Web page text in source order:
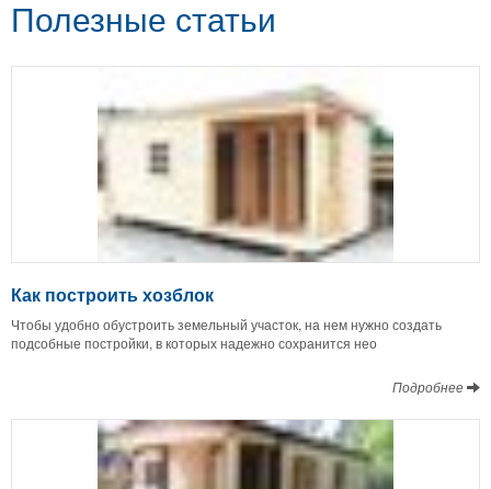
Полезные статьи
Как построить хозблок
Чтобы удобно обустроить земельный участок, на нем нужно создать
подсобные постройки, в которых надежно сохранится нео
Подробнее